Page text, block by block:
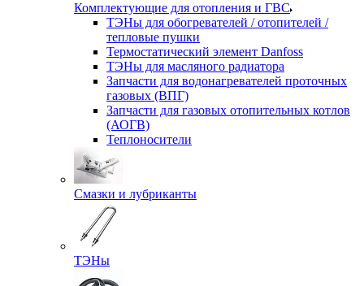
Комплектующие для отопления и ГВС
ТЭНы для обогревателей / отопителей /
тепловые пушки
Термостатический элемент Danfoss
ТЭНы для масляного радиатора
Запчасти для водонагревателей проточных
газовых (ВПГ)
Запчасти для газовых отопительных котлов
(АОГВ)
Теплоносители
Смазки и лубриканты
ТЭНы